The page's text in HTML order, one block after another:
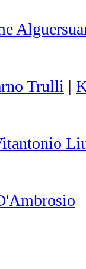
Trulli |